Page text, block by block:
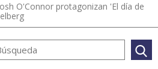
O'Connor protagonizan 'El día de